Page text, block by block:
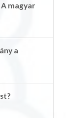
magyar
a